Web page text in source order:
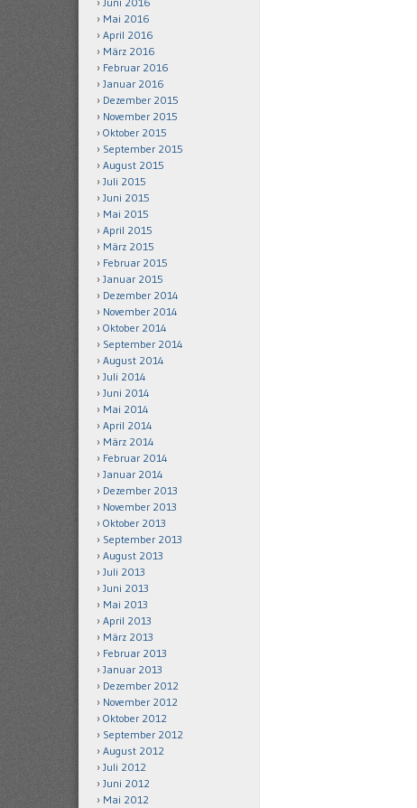
Mai 2016
April 2016
März 2016
Februar 2016
Januar 2016
Dezember 2015
November 2015
Oktober 2015
September 2015
August 2015
Juli 2015
Juni 2015
Mai 2015
April 2015
März 2015
Februar 2015
Januar 2015
Dezember 2014
November 2014
Oktober 2014
September 2014
August 2014
Juli 2014
Juni 2014
Mai 2014
April 2014
März 2014
Februar 2014
Januar 2014
Dezember 2013
November 2013
Oktober 2013
September 2013
August 2013
Juli 2013
Juni 2013
Mai 2013
April 2013
März 2013
Februar 2013
Januar 2013
Dezember 2012
November 2012
Oktober 2012
September 2012
August 2012
Juli 2012
Juni 2012
Mai 2012